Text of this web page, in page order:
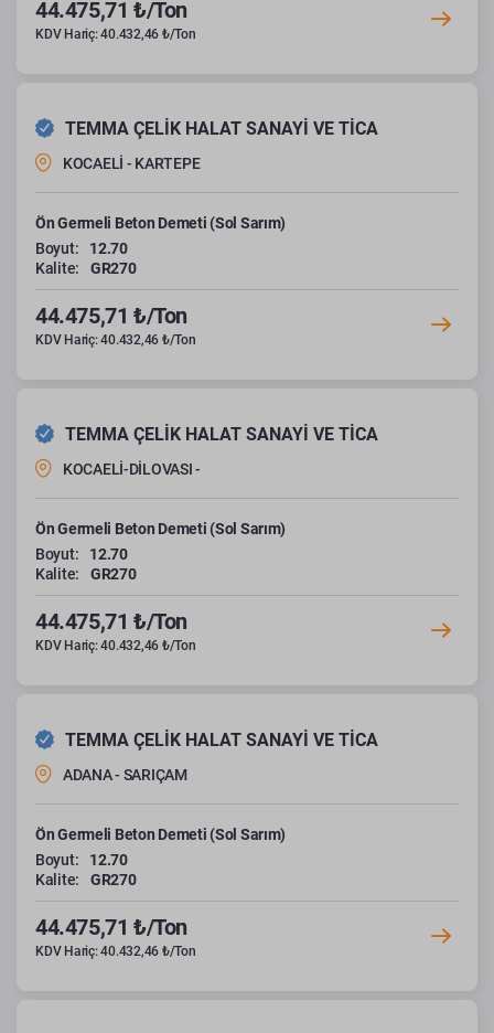
44.475,71 ₺/Ton
KDV Hariç: 40.432,46 ₺/Ton
TEMMA ÇELİK HALAT SANAYİ VE TİCA
KOCAELİ - KARTEPE
Ön Germeli Beton Demeti (Sol Sarım)
Boyut:
12.70
Kalite:
GR270
44.475,71 ₺/Ton
KDV Hariç: 40.432,46 ₺/Ton
TEMMA ÇELİK HALAT SANAYİ VE TİCA
KOCAELİ-DİLOVASI -
Ön Germeli Beton Demeti (Sol Sarım)
Boyut:
12.70
Kalite:
GR270
44.475,71 ₺/Ton
KDV Hariç: 40.432,46 ₺/Ton
TEMMA ÇELİK HALAT SANAYİ VE TİCA
ADANA - SARIÇAM
Ön Germeli Beton Demeti (Sol Sarım)
Boyut:
12.70
Kalite:
GR270
44.475,71 ₺/Ton
KDV Hariç: 40.432,46 ₺/Ton